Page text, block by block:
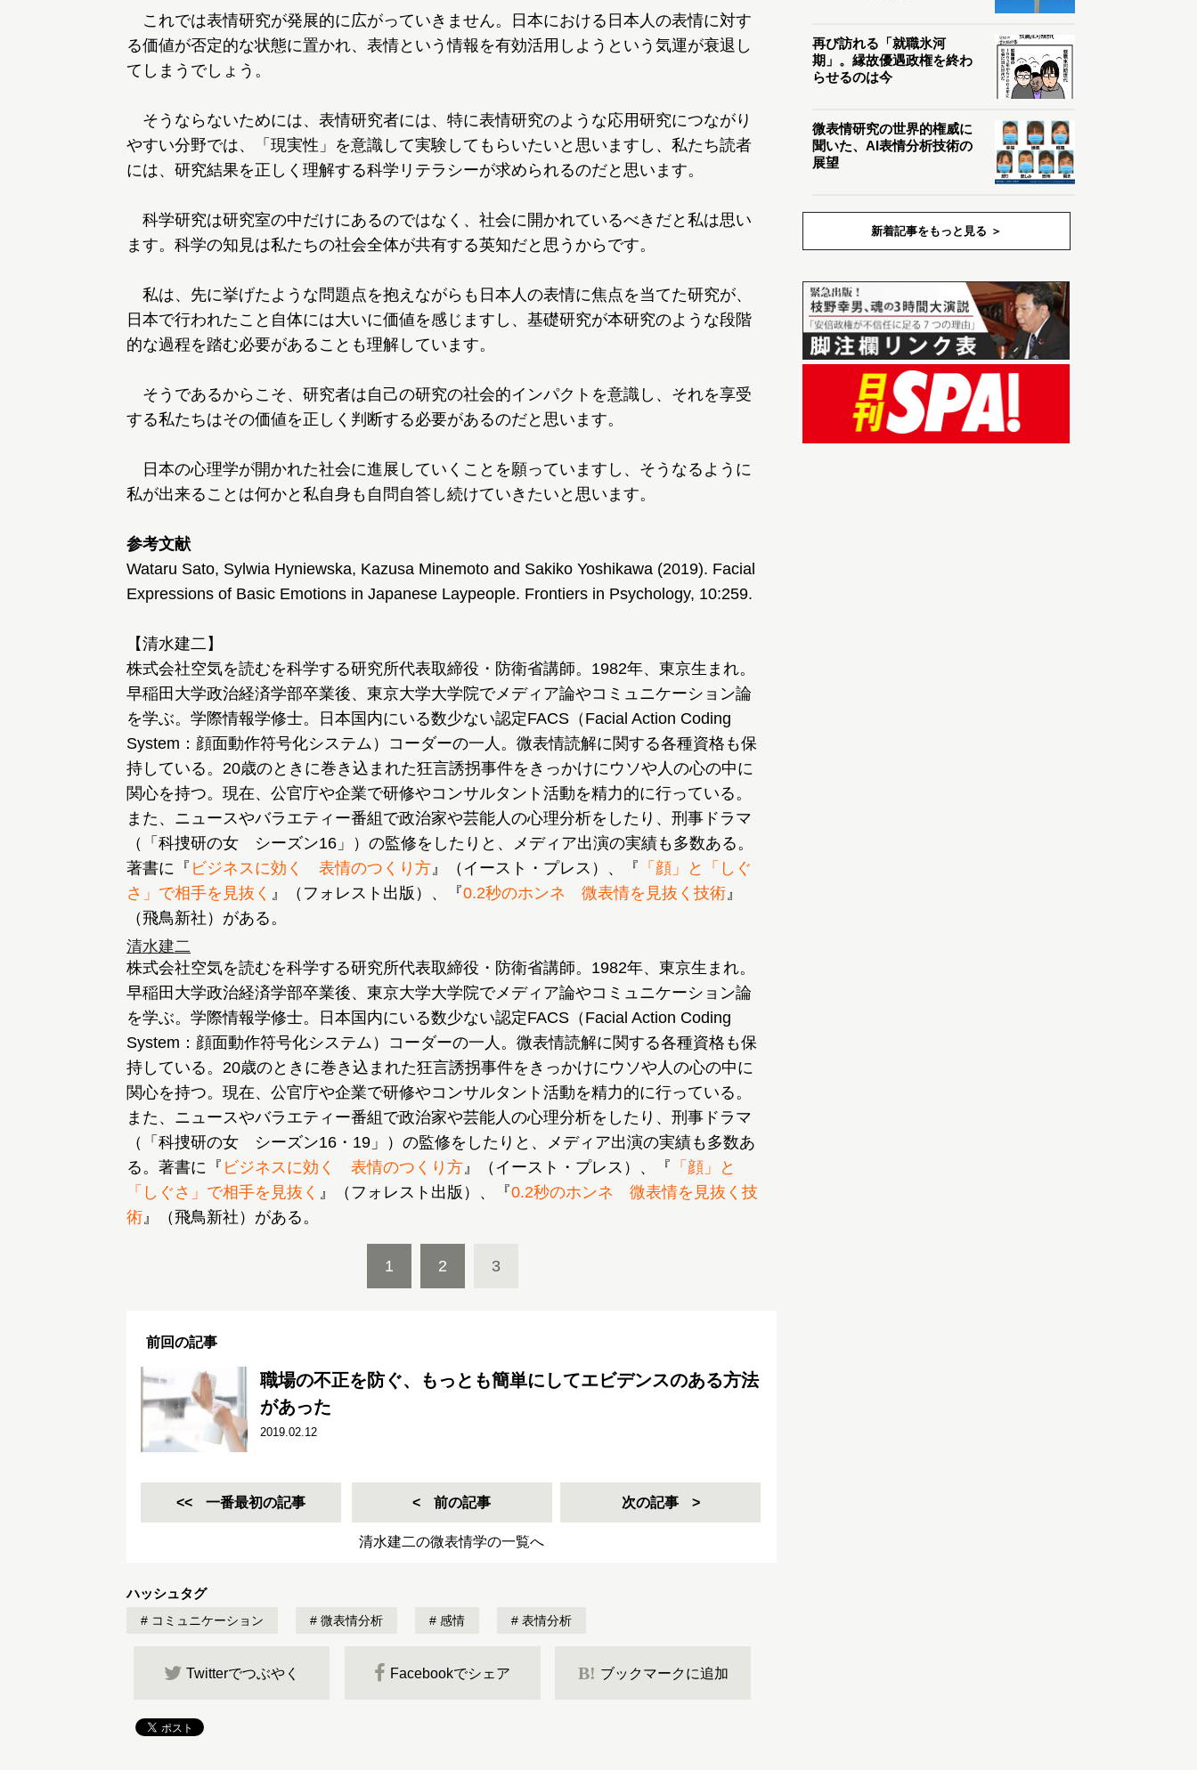
これでは表情研究が発展的に広がっていきません。日本における日本人の表情に対す
る価値が否定的な状態に置かれ、表情という情報を有効活用しようという気運が衰退し
てしまうでしょう。
そうならないためには、表情研究者には、特に表情研究のような応用研究につながり
やすい分野では、「現実性」を意識して実験してもらいたいと思いますし、私たち読者
には、研究結果を正しく理解する科学リテラシーが求められるのだと思います。
科学研究は研究室の中だけにあるのではなく、社会に開かれているべきだと私は思い
ます。科学の知見は私たちの社会全体が共有する英知だと思うからです。
私は、先に挙げたような問題点を抱えながらも日本人の表情に焦点を当てた研究が、
日本で行われたこと自体には大いに価値を感じますし、基礎研究が本研究のような段階
的な過程を踏む必要があることも理解しています。
そうであるからこそ、研究者は自己の研究の社会的インパクトを意識し、それを享受
する私たちはその価値を正しく判断する必要があるのだと思います。
日本の心理学が開かれた社会に進展していくことを願っていますし、そうなるように
私が出来ることは何かと私自身も自問自答し続けていきたいと思います。
参考文献
Wataru Sato, Sylwia Hyniewska, Kazusa Minemoto and Sakiko Yoshikawa (2019). Facial
Expressions of Basic Emotions in Japanese Laypeople. Frontiers in Psychology, 10:259.
【清水建二】
株式会社空気を読むを科学する研究所代表取締役・防衛省講師。1982年、東京生まれ。
早稲田大学政治経済学部卒業後、東京大学大学院でメディア論やコミュニケーション論
を学ぶ。学際情報学修士。日本国内にいる数少ない認定FACS（Facial Action Coding
System：顔面動作符号化システム）コーダーの一人。微表情読解に関する各種資格も保
持している。20歳のときに巻き込まれた狂言誘拐事件をきっかけにウソや人の心の中に
関心を持つ。現在、公官庁や企業で研修やコンサルタント活動を精力的に行っている。
また、ニュースやバラエティー番組で政治家や芸能人の心理分析をしたり、刑事ドラマ
（「科捜研の女 シーズン16」）の監修をしたりと、メディア出演の実績も多数ある。
著書に『 ビジネスに効く 表情のつくり方』（イースト・プレス）、『 「顔」と「しぐ
さ」で相手を見抜く 』（フォレスト出版）、『0.2秒のホンネ 微表情を見抜く技術』
（飛鳥新社）がある。
清水建二
株式会社空気を読むを科学する研究所代表取締役・防衛省講師。1982年、東京生まれ。
早稲田大学政治経済学部卒業後、東京大学大学院でメディア論やコミュニケーション論
を学ぶ。学際情報学修士。日本国内にいる数少ない認定FACS（Facial Action Coding
System：顔面動作符号化システム）コーダーの一人。微表情読解に関する各種資格も保
持している。20歳のときに巻き込まれた狂言誘拐事件をきっかけにウソや人の心の中に
関心を持つ。現在、公官庁や企業で研修やコンサルタント活動を精力的に行っている。
また、ニュースやバラエティー番組で政治家や芸能人の心理分析をしたり、刑事ドラマ
（「科捜研の女 シーズン16・19」）の監修をしたりと、メディア出演の実績も多数あ
る。著書に『 ビジネスに効く 表情のつくり方』（イースト・プレス）、『 「顔」と
「しぐさ」で相手を見抜く 』（フォレスト出版）、『0.2秒のホンネ 微表情を見抜く技
術』（飛鳥新社）がある。
1 2 3
前回の記事
職場の不正を防ぐ、もっとも簡単にしてエビデンスのある方法
があった
2019.02.12
一番最初の記事 前の記事 次の記事
清水建二の微表情学の一覧へ
ハッシュタグ
コミュニケーション 微表情分析 感情 表情分析
Twitterでつぶやく Facebookでシェア B! ブックマークに追加
再び訪れる「就職氷河
期」。縁故優遇政権を終わ
らせるのは今
微表情研究の世界的権威に
聞いた、AI表情分析技術の
展望
新着記事をもっと見る